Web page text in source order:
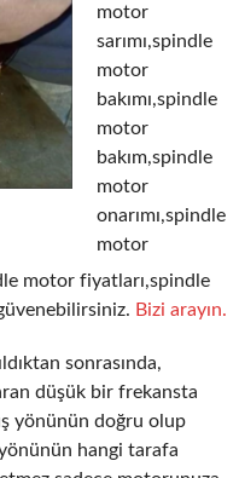
motor
sarımı,spindle
motor
bakımı,spindle
motor
bakım,spindle
motor
onarımı,spindle
motor
motor fiyatları,spindle
Bizi arayın.
sonrasında,
düşük bir frekansta
yönünün doğru olup
yönünün hangi tarafa